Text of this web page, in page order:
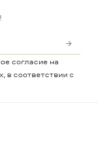
согласие на
в соответствии с